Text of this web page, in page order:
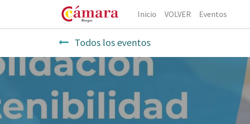
Inicio VOLVER Eventos
Todos los eventos